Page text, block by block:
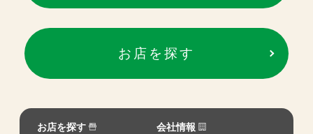
お店を探す
お店を探す
会社情報